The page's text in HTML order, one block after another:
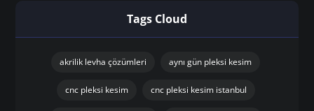
Tags Cloud
akrilik levha çözümleri aynı gün pleksi kesim
cnc pleksi kesim cnc pleksi kesim istanbul